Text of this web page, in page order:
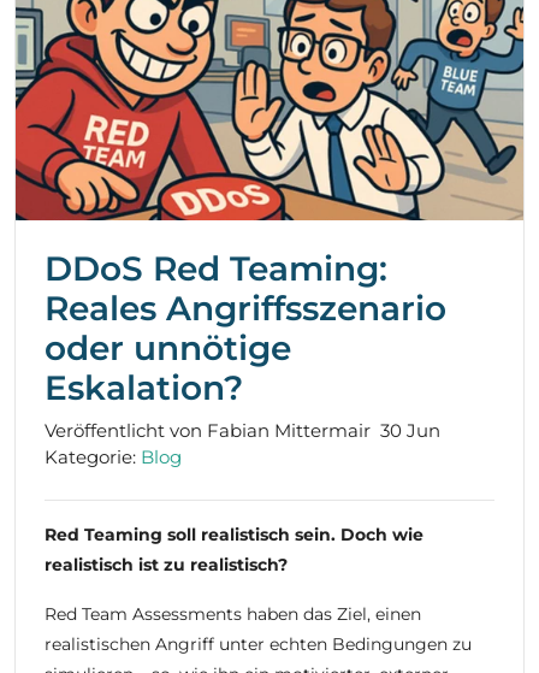
DDoS Red Teaming:
Reales Angriffsszenario
oder unnötige
Eskalation?
Veröffentlicht von Fabian Mittermair 30 Jun
Kategorie: Blog
Red Teaming soll realistisch sein. Doch wie
realistisch ist zu realistisch?
Red Team Assessments haben das Ziel, einen
realistischen Angriff unter echten Bedingungen zu